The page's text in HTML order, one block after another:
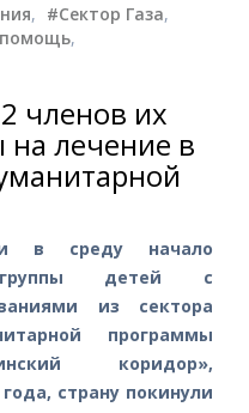
, #Сектор Газа,
,
членов их
на лечение в
в среду начало
детей с
из сектора
программы
коридор»,
страну покинули